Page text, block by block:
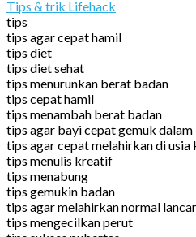
Tips & trik Lifehack
tips
tips agar cepat hamil
tips diet
tips diet sehat
tips menurunkan berat badan
tips cepat hamil
tips menambah berat badan
tips agar bayi cepat gemuk dalam
tips agar cepat melahirkan di usia
tips menulis kreatif
tips menabung
tips gemukin badan
tips agar melahirkan normal
tips mengecilkan perut